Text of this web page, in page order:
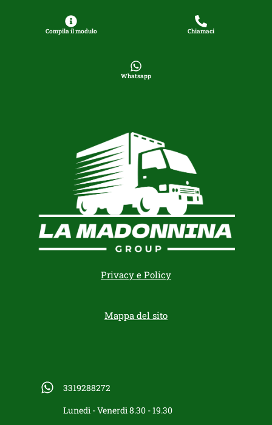
Compila il modulo Chiamaci
Whatsapp
Privacy e Policy
Mappa del sito
3319288272
Lunedì - Venerdì 8.30 - 19.30